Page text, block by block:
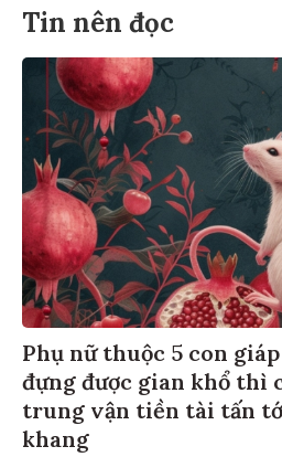
Tin nên đọc
Phụ nữ thuộc 5 con
đựng được gian khổ thì
trung vận tiền tài tấn
khang